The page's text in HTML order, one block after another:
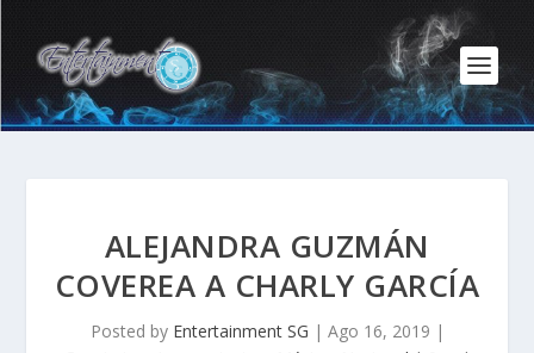
ALEJANDRA GUZMÁN
COVEREA A CHARLY GARCÍA
Posted by Entertainment SG | Ago 16, 2019 |